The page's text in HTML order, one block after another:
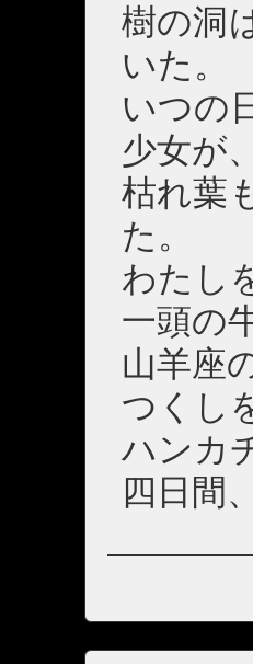
樹の洞
いた。
いつの
少女が
枯れ葉
た。
わたし
一頭の
山羊座
つくし
ハンカ
四日間